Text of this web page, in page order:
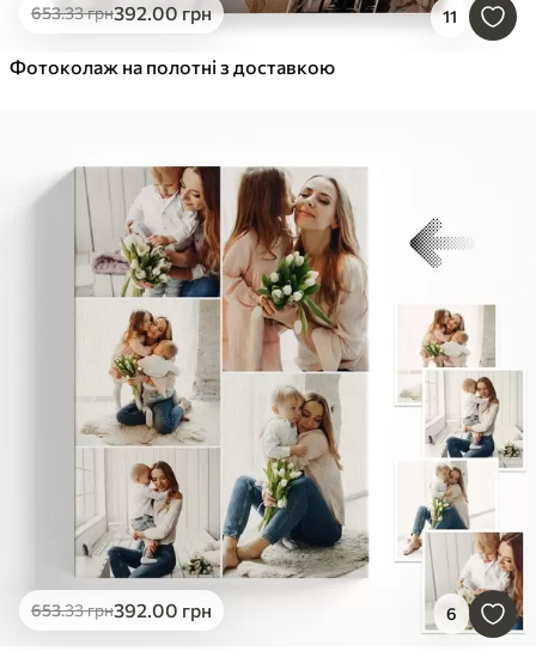
653.33грн392.00грн 11
Фотоколаж на полотні з доставкою
653.33грн392.00 грн 6